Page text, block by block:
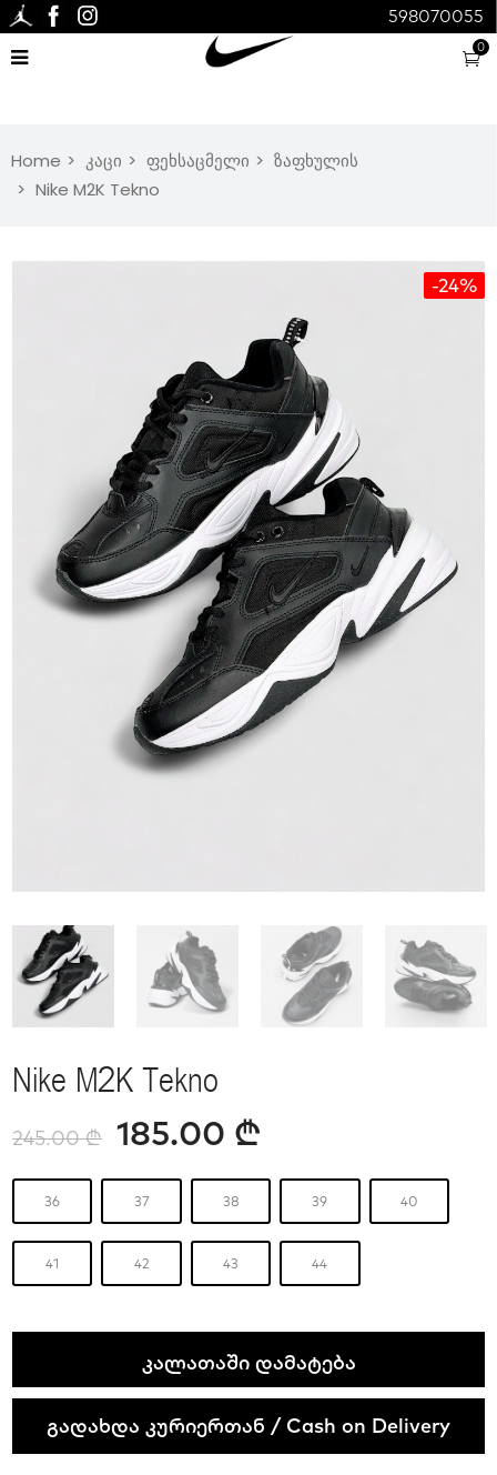
0
598070055
Home კაცი ფეხსაცმელი
ზაფხულის
Nike M2K Tekno
-24%
Nike M2K Tekno
245.00₾ 185.00 ₾
36 37 38 39 40
41 42 43 44
Tekno
quantity
ᲙᲐᲚᲐᲗᲐᲨᲘ ᲓᲐᲛᲐᲢᲔᲑᲐ
გადახდა კურიერთან / Cash on Delivery